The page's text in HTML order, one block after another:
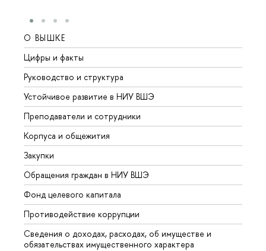
О ВЫШКЕ
Цифры и факты
Руководство и структура
Устойчивое развитие в НИУ ВШЭ
Преподаватели и сотрудники
Корпуса и общежития
Закупки
Обращения граждан в НИУ ВШЭ
Фонд целевого капитала
Противодействие коррупции
Сведения о доходах, расходах, об имуществе и
обязательствах имущественного характера